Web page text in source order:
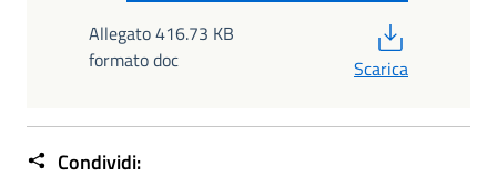
Allegato 416.73 KB
formato doc
Scarica
Condividi: